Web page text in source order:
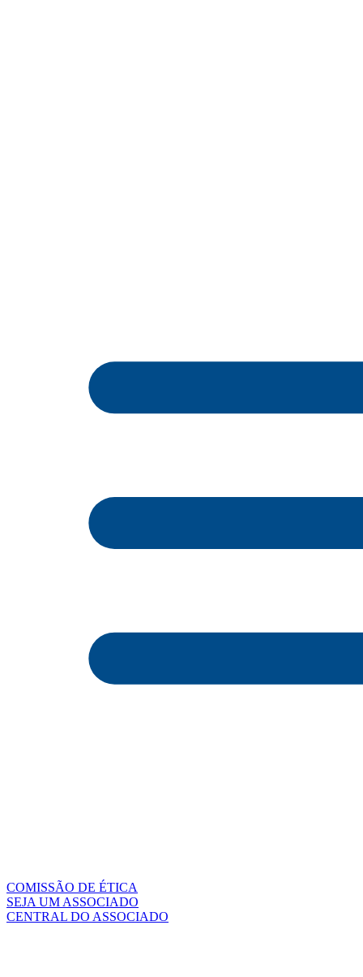
COMISSÃO DE ÉTICA
SEJA UM ASSOCIADO
CENTRAL DO ASSOCIADO